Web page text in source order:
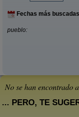
Fechas más buscadas
pueblo:
No se han encontrado
... PERO, TE